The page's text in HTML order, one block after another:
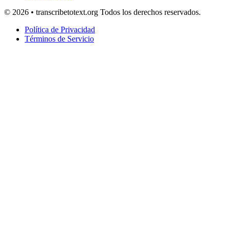
© 2026 • transcribetotext.org Todos los derechos reservados.
Política de Privacidad
Términos de Servicio